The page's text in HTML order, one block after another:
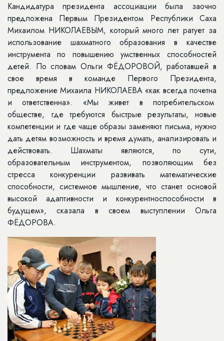
Кандидатура президента ассоциации была заочно
предложена Первым Президентом Республики Саха
Михаилом НИКОЛАЕВЫМ, который много лет ратует за
использование шахматного образования в качестве
инструмента по повышению умственных способностей
детей. По словам Ольги ФЁДОРОВОЙ, работавшей в
свое время в команде Первого Президента,
предложение Михаила НИКОЛАЕВА «как всегда почетна
и ответственна». «Мы живет в потребительском
обществе, где требуются быстрые результаты, новые
компетенции и где чаще образы заменяют письма, нужно
дать детям возможность и время думать, анализировать и
действовать. Шахматы являются, по сути,
образовательным инструментом, позволяющим без
стресса конкуренции развивать математические
способности, системное мышление, что станет основой
высокой адаптивности и конкурентноспособности в
будущем», сказала в своем выступлении Ольга
ФЁДОРОВА.